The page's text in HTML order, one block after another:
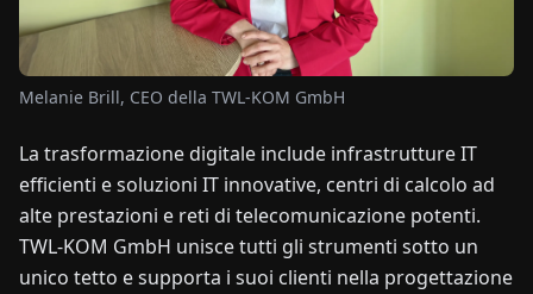
ENDEFRESITNLPLHU
CONTATTACI
Melanie Brill, CEO della TWL-KOM GmbH
La trasformazione digitale include infrastrutture IT
efficienti e soluzioni IT innovative, centri di calcolo ad
alte prestazioni e reti di telecomunicazione potenti.
TWL-KOM GmbH unisce tutti gli strumenti sotto un
unico tetto e supporta i suoi clienti nella progettazione